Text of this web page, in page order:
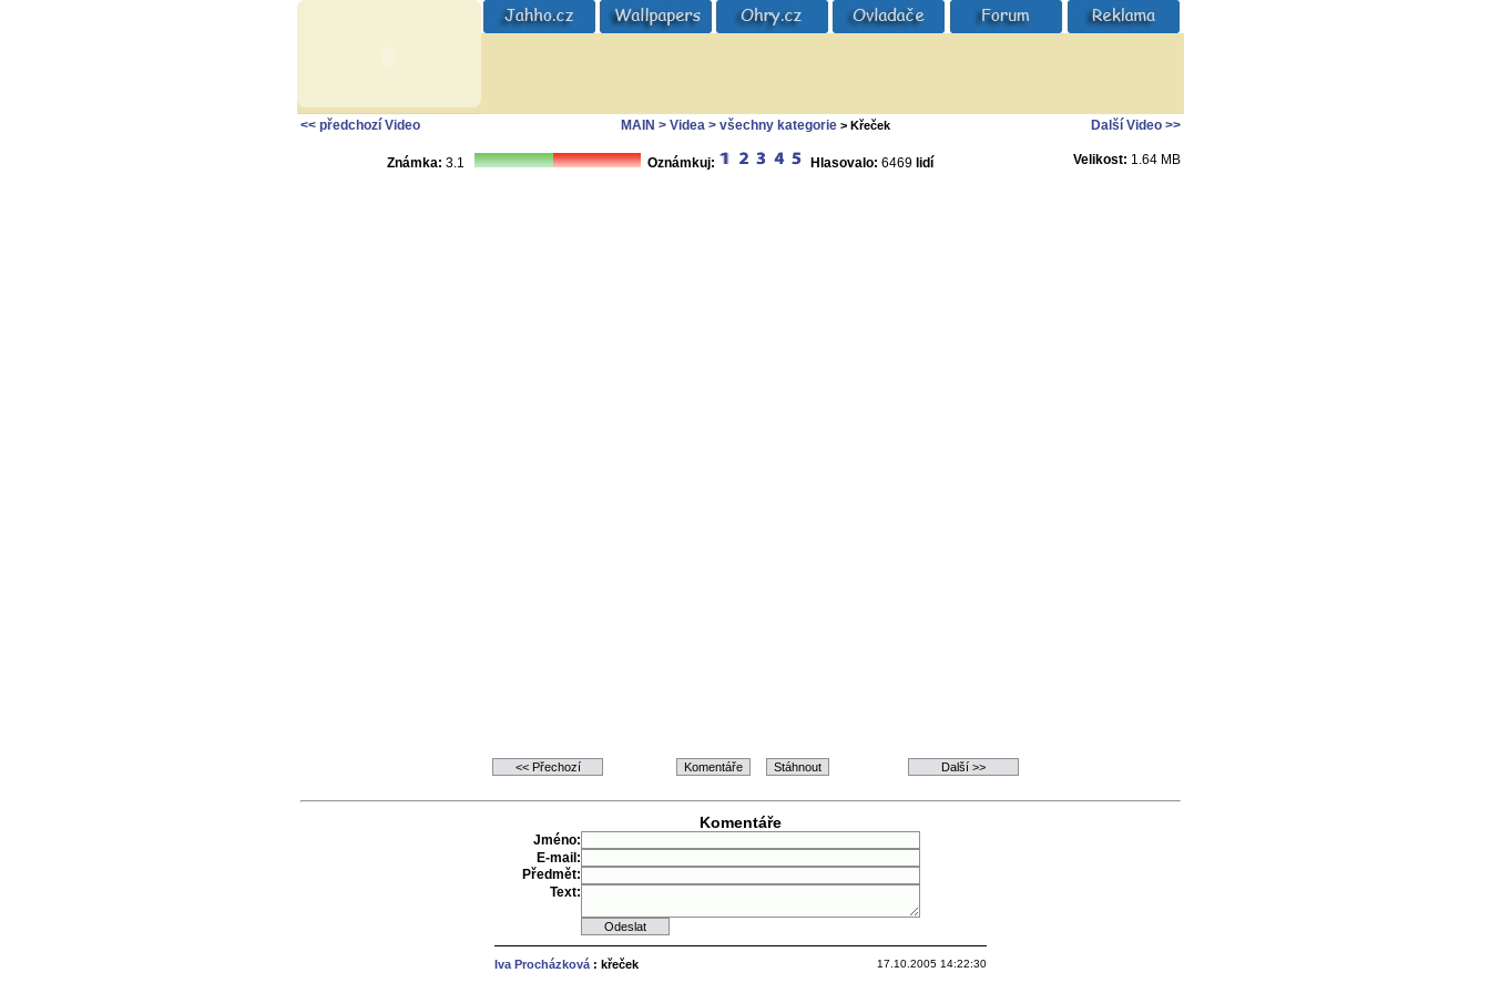
<< předchozí Video MAIN > Videa > všechny kategorie > Křeček Další Video >>
Známka: 3.1 Oznámkuj: Hlasovalo: 6469 lidí Velikost: 1.64 MB
Komentáře
Jméno:
E-mail:
Předmět:
Text:
Iva Procházková : křeček 17.10.2005 14:22:30